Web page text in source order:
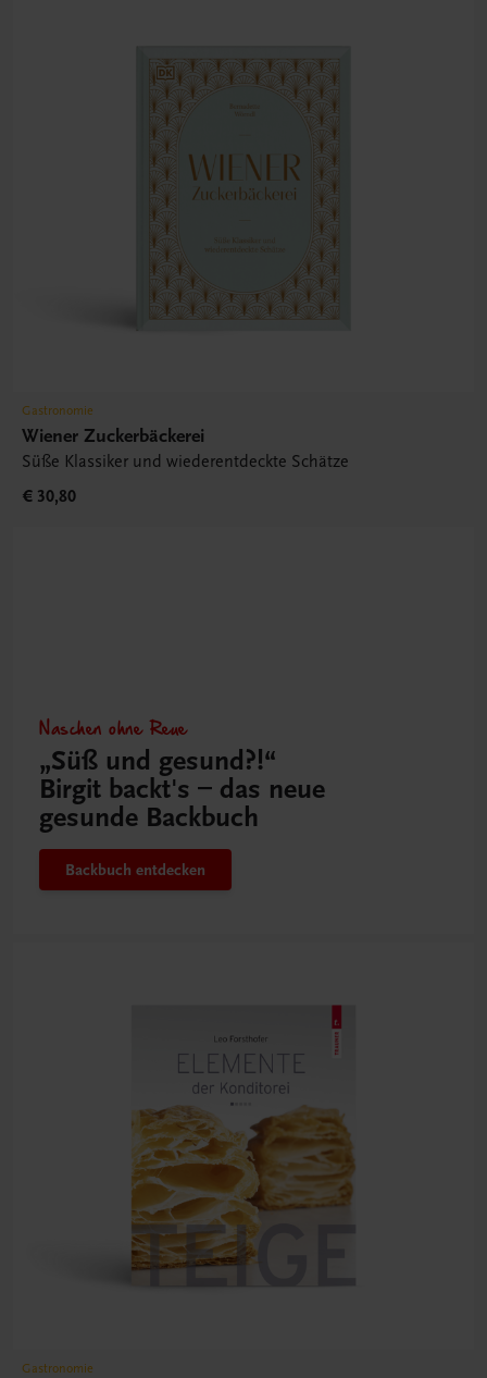
Gastronomie
Wiener Zuckerbäckerei
Süße Klassiker und wiederentdeckte Schätze
€ 30,80
Naschen ohne Reue
„Süß und gesund?!“
Birgit backt's – das neue
gesunde Backbuch
Backbuch entdecken
Gastronomie